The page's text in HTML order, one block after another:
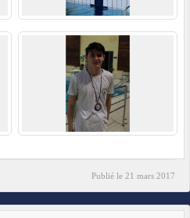
Publié le 21 mars 2017